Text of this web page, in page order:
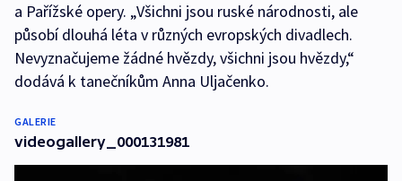
a Pařížské opery. „Všichni jsou ruské národnosti, ale
působí dlouhá léta v různých evropských divadlech.
Nevyznačujeme žádné hvězdy, všichni jsou hvězdy,“
dodává k tanečníkům Anna Uljačenko.
GALERIE
videogallery_000131981